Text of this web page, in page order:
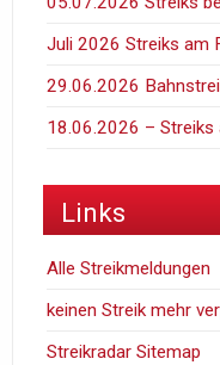
Juli 2026 Streiks am
29.06.2026
18.06.2026 – Streiks
Links
Alle Streikmeldungen
keinen Streik mehr
Streikradar Sitemap